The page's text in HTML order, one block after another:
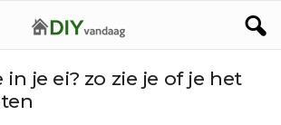
je ei? zo zie je of je het